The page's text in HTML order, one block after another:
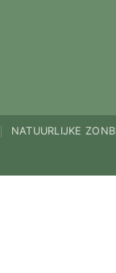
NATUURLIJKE